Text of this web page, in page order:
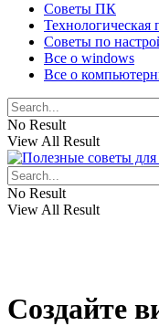
Советы ПК
Технологическая
Советы по
Все о windows
Все о
No Result
View All Result
No Result
View All Result
Создайте